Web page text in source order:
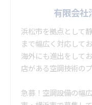
有限会社
浜松市を拠点として
まで幅広く対応して
海外にも進出をして
店がある空調技術の
急募！空調設備の幅